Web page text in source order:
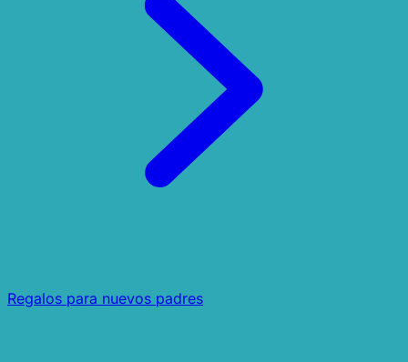
Regalos para nuevos padres